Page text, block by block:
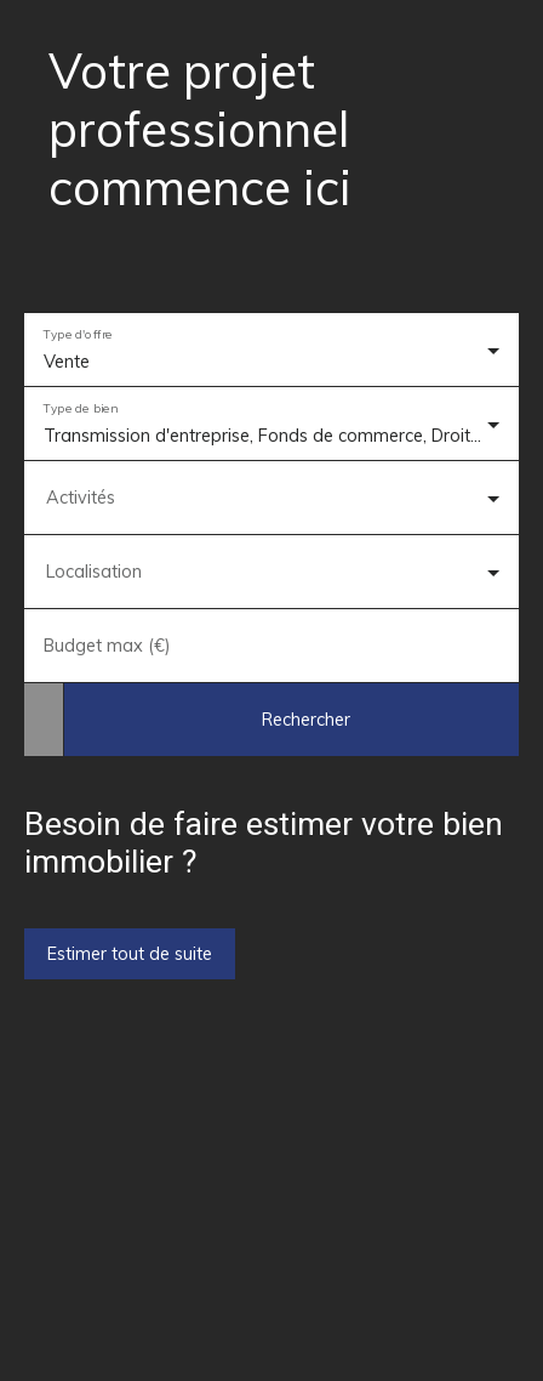
Votre projet
professionnel
commence ici
Vente
Type d'offre
Transmission d'entreprise, Fonds de commerce, Droit au bail, Terrain, Local professionnel, Local commercial, Local industriel, Entrepôt
Type de bien
Activités
Localisation
Budget max (€)
Rechercher
Besoin de faire estimer votre bien
immobilier ?
Estimer tout de suite